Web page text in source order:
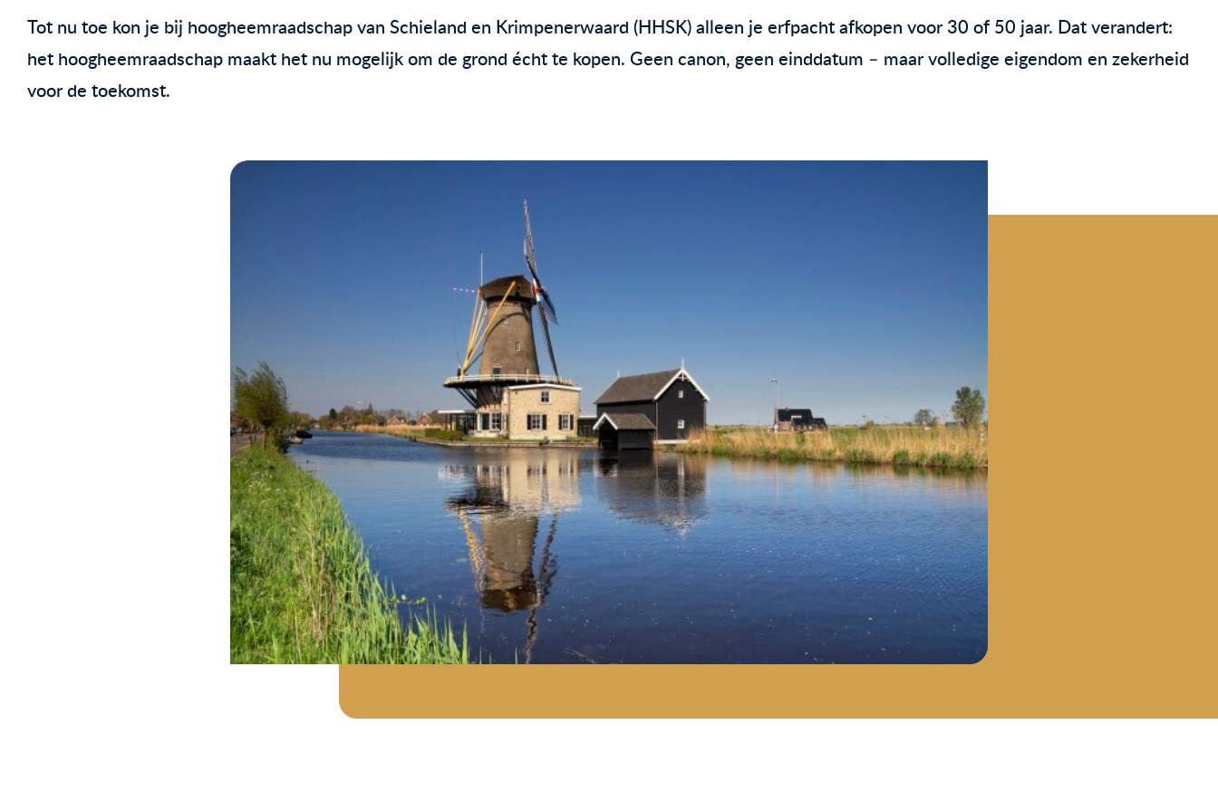
Tot nu toe kon je bij hoogheemraadschap van Schieland en Krimpenerwaard (HHSK) alleen je erfpacht afkopen voor 30 of 50 jaar. Dat verandert:
het hoogheemraadschap maakt het nu mogelijk om de grond écht te kopen. Geen canon, geen einddatum – maar volledige eigendom en zekerheid
voor de toekomst.